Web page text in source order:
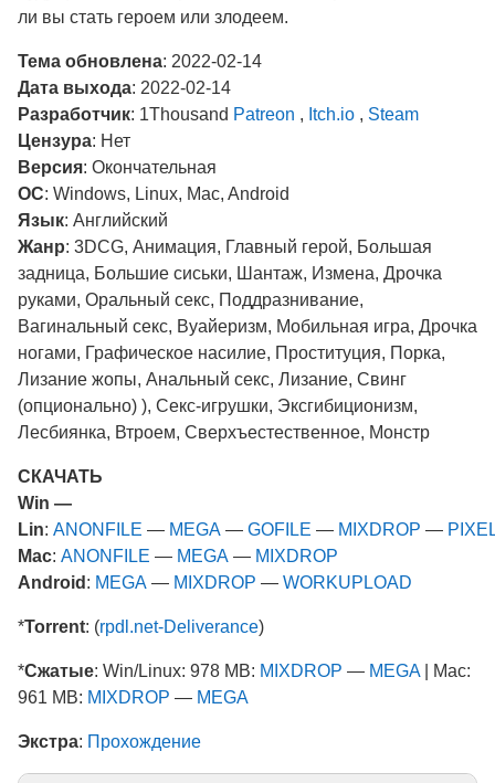
ли вы стать героем или злодеем.
Тема обновлена: 2022-02-14
Дата выхода: 2022-02-14
Разработчик: 1Thousand Patreon , Itch.io , Steam
Цензура: Нет
Версия: Окончательная
ОС: Windows, Linux, Mac, Android
Язык: Английский
Жанр: 3DCG, Анимация, Главный герой, Большая
задница, Большие сиськи, Шантаж, Измена, Дрочка
руками, Оральный секс, Поддразнивание,
Вагинальный секс, Вуайеризм, Мобильная игра, Дрочка
ногами, Графическое насилие, Проституция, Порка,
Лизание жопы, Анальный секс, Лизание, Свинг
(опционально) ), Секс-игрушки, Эксгибиционизм,
Лесбиянка, Втроем, Сверхъестественное, Монстр
СКАЧАТЬ
Win —
Lin: ANONFILE — MEGA — GOFILE — MIXDROP —
Mac: ANONFILE — MEGA — MIXDROP
Android : MEGA — MIXDROP — WORKUPLOAD
*Torrent: (rpdl.net-Deliverance)
*Сжатые: Win/Linux: 978 MB: MIXDROP — MEGA| Mac:
961 MB: MIXDROP — MEGA
Экстра: Прохождение